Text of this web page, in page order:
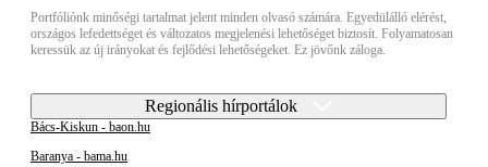
Portfóliónk minőségi tartalmat jelent minden olvasó számára. Egyedülálló elérést,
országos lefedettséget és változatos megjelenési lehetőséget biztosít. Folyamatosan
keressük az új irányokat és fejlődési lehetőségeket. Ez jövőnk záloga.
Regionális hírportálok
Bács-Kiskun - baon.hu
Baranya - bama.hu